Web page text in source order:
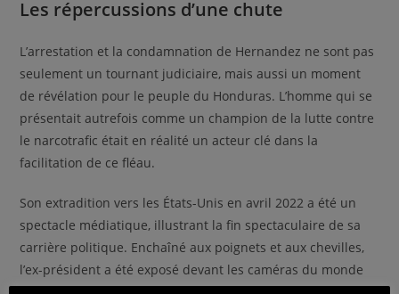
Les répercussions d’une chute
L’arrestation et la condamnation de Hernandez ne sont pas
seulement un tournant judiciaire, mais aussi un moment
de révélation pour le peuple du Honduras. L’homme qui se
présentait autrefois comme un champion de la lutte contre
le narcotrafic était en réalité un acteur clé dans la
facilitation de ce fléau.
Son extradition vers les États-Unis en avril 2022 a été un
spectacle médiatique, illustrant la fin spectaculaire de sa
carrière politique. Enchaîné aux poignets et aux chevilles,
l’ex-président a été exposé devant les caméras du monde